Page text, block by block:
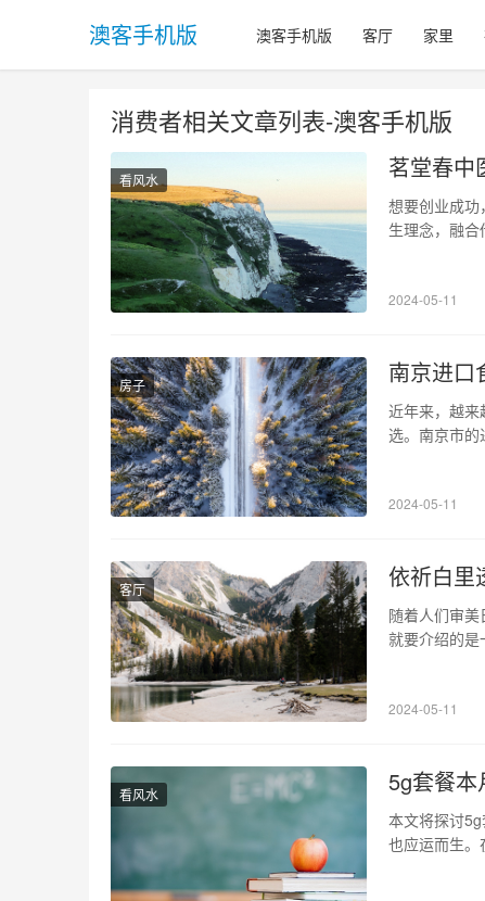
澳客手机版 澳客手机版 客厅 家里
消费者相关文章列表-澳客手机版
看风水 茗堂春中
想要创业成
生理念，融
春中医养生馆
2024-05-11
房子 南京进口
近年来，越
选。南京市
通方便，阳光
2024-05-11
客厅 依祈白里
随着人们审
就要介绍的
妆感。其轻盈
2024-05-11
看风水 5g套餐本
本文将探讨
也应运而生